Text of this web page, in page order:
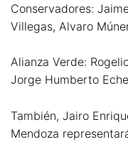
Conservadores:
Villegas, Alvaro
Alianza Verde:
Jorge Humberto
También, Jairo
Mendoza